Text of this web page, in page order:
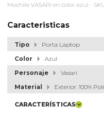
Mochila VASARI en color azul -
Caracteristicas
Tipo
Porta Laptop
Color
Azul
Personaje
Vasari
Material
Exterior: 100%
CARACTERÍSTICAS